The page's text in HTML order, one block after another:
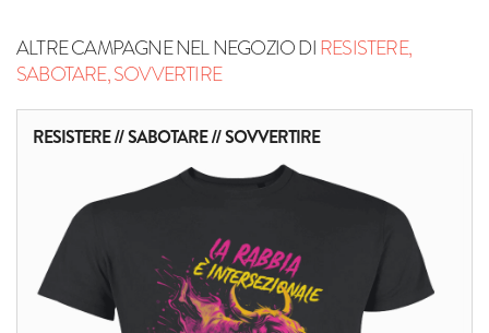
ALTRE CAMPAGNE NEL NEGOZIO DIRESISTERE,
SABOTARE, SOVVERTIRE
RESISTERE // SABOTARE // SOVVERTIRE